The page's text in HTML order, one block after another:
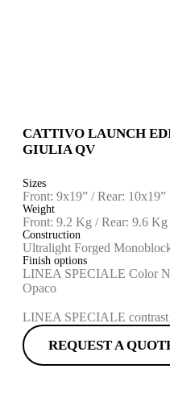
CATTIVO LAUNCH
GIULIA QV
Sizes
Front: 9x19” / Rear: 10x19”
Weight
Front: 9.2 Kg / Rear: 9.6 Kg
Construction
Ultralight Forged
Finish options
LINEA SPECIALE Color
Opaco
LINEA SPECIALE
REQUEST A